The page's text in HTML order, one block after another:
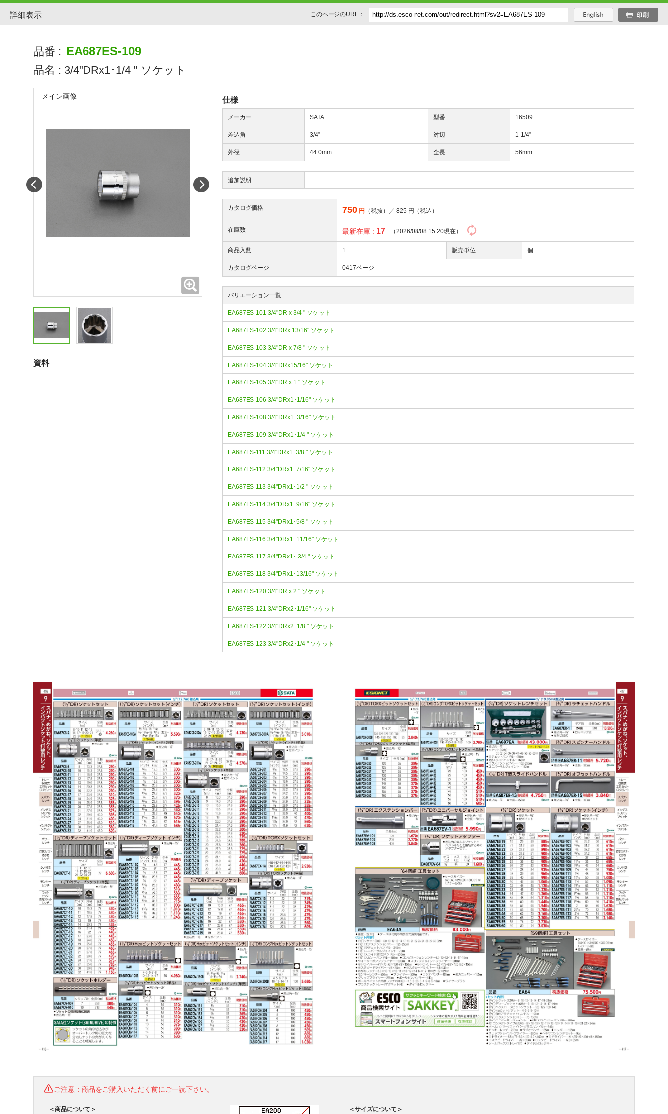
詳細表示 このページのURL：
品番 : EA687ES-109
品名 : 3/4"DRx1･1/4 " ソケット
仕様
メーカー SATA 型番 16509
差込角 3/4” 対辺 1-1/4”
外径 44.0mm 全長 56mm
追加説明
カタログ価格 750 円 （税抜）／825 円（税込）
在庫数 最新在庫 : 17 （2026/08/08 15:20現在）
商品入数 1 販売単位 個
カタログページ 0417ページ
バリエーション一覧
EA687ES-101 3/4"DR x 3/4 " ソケット
EA687ES-102 3/4"DRx 13/16" ソケット
EA687ES-103 3/4"DR x 7/8 " ソケット
EA687ES-104 3/4"DRx15/16" ソケット
EA687ES-105 3/4"DR x 1 " ソケット
EA687ES-106 3/4"DRx1･1/16" ソケット
EA687ES-108 3/4"DRx1･3/16" ソケット
EA687ES-109 3/4"DRx1･1/4 " ソケット
EA687ES-111 3/4"DRx1･3/8 " ソケット
EA687ES-112 3/4"DRx1･7/16" ソケット
EA687ES-113 3/4"DRx1･1/2 " ソケット
EA687ES-114 3/4"DRx1･9/16" ソケット
EA687ES-115 3/4"DRx1･5/8 " ソケット
EA687ES-116 3/4"DRx1･11/16" ソケット
EA687ES-117 3/4"DRx1･ 3/4 " ソケット
EA687ES-118 3/4"DRx1･13/16" ソケット
EA687ES-120 3/4"DR x 2 " ソケット
EA687ES-121 3/4"DRx2･1/16" ソケット
EA687ES-122 3/4"DRx2･1/8 " ソケット
EA687ES-123 3/4"DRx2･1/4 " ソケット
メイン画像
資料
ご注意：商品をご購入いただく前にご一読下さい。
＜商品について＞ ＜サイズについて＞